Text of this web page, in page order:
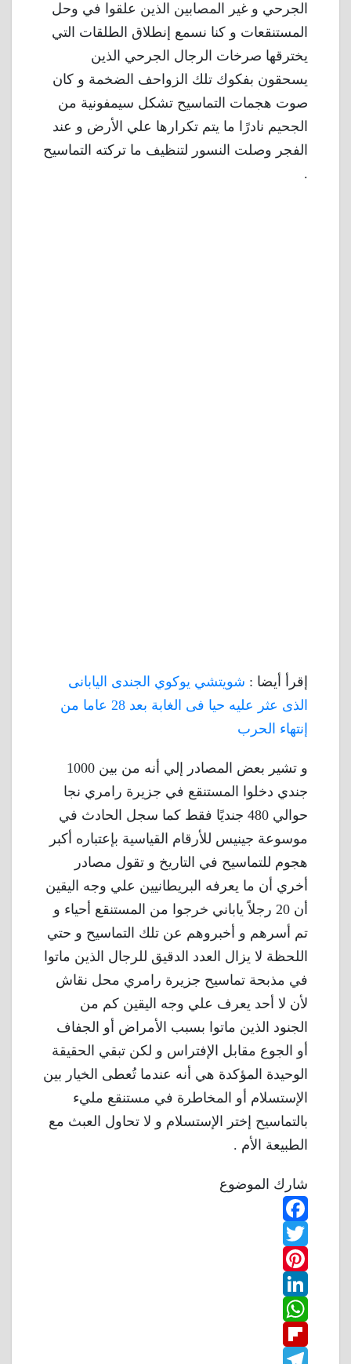
الجرحي و غير المصابين الذين علقوا في وحل
المستنقعات و كنا نسمع إنطلاق الطلقات التي
يخترقها صرخات الرجال الجرحي الذين
يسحقون بفكوك تلك الزواحف الضخمة و كان
صوت هجمات التماسيح تشكل سيمفونية من
الجحيم نادرًا ما يتم تكرارها علي الأرض و عند
الفجر وصلت النسور لتنظيف ما تركته التماسيح
.
إقرأ أيضا : شويتشي يوكوي الجندى اليابانى
الذى عثر عليه حيا فى الغابة بعد 28 عاما من
إنتهاء الحرب
و تشير بعض المصادر إلي أنه من بين 1000
جندي دخلوا المستنقع في جزيرة رامري نجا
حوالي 480 جنديًا فقط كما سجل الحادث في
موسوعة جينيس للأرقام القياسية بإعتباره أكبر
هجوم للتماسيح في التاريخ و تقول مصادر
أخري أن ما يعرفه البريطانيين علي وجه اليقين
أن 20 رجلاً ياباني خرجوا من المستنقع أحياء و
تم أسرهم و أخبروهم عن تلك التماسيح و حتي
اللحظة لا يزال العدد الدقيق للرجال الذين ماتوا
في مذبحة تماسيح جزيرة رامري محل نقاش
لأن لا أحد يعرف علي وجه اليقين كم من
الجنود الذين ماتوا بسبب الأمراض أو الجفاف
أو الجوع مقابل الإفتراس و لكن تبقي الحقيقة
الوحيدة المؤكدة هي أنه عندما تُعطى الخيار بين
الإستسلام أو المخاطرة في مستنقع مليء
بالتماسيح إختر الإستسلام و لا تحاول العبث مع
الطبيعة الأم .
شارك الموضوع
F
a
c
e
b
o
T
w
i
P
i
n
L
n
W
hF